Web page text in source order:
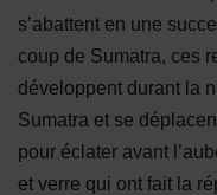
s’abattent en une
coup de Sumatra, ces
développent durant la
Sumatra et se
pour éclater avant
et verre qui ont fait la